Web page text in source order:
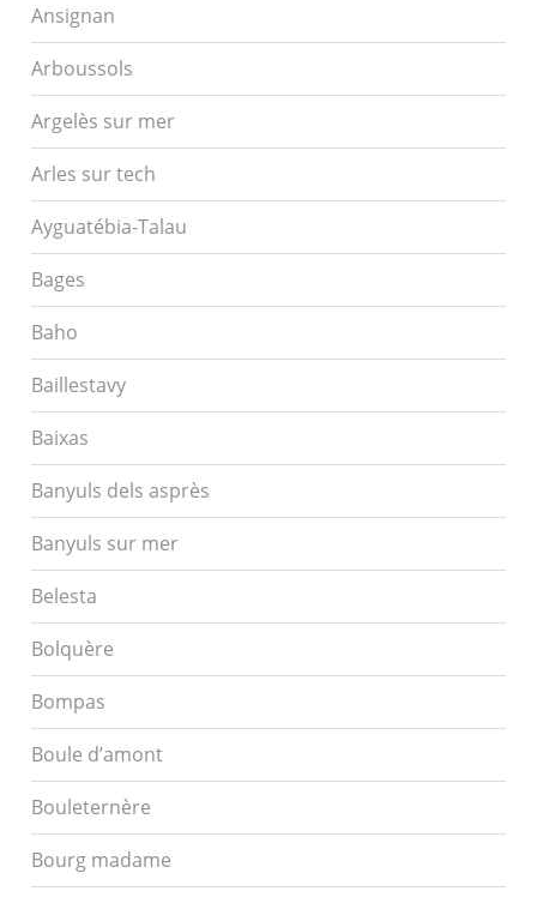
Ansignan
Arboussols
Argelès sur mer
Arles sur tech
Ayguatébia-Talau
Bages
Baho
Baillestavy
Baixas
Banyuls dels asprès
Banyuls sur mer
Belesta
Bolquère
Bompas
Boule d’amont
Bouleternère
Bourg madame